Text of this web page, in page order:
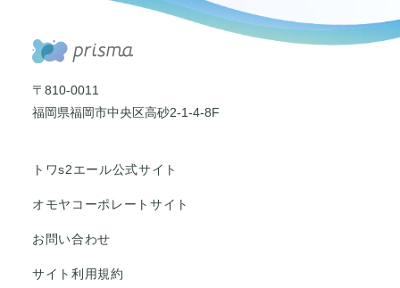
〒810-0011
福岡県福岡市中央区高砂2-1-4-8F
トワs2エール公式サイト
オモヤコーポレートサイト
お問い合わせ
サイト利用規約